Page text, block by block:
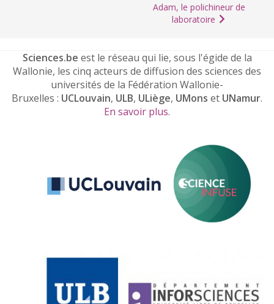
Adam, le polichineur de
laboratoire
Sciences.be est le réseau qui lie, sous l'égide de la
Wallonie, les cinq acteurs de diffusion des sciences des
universités de la Fédération Wallonie-
Bruxelles : UCLouvain, ULB, ULiège, UMons et UNamur.
En savoir plus.